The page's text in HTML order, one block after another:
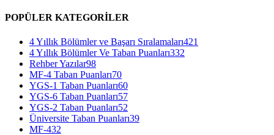
POPÜLER KATEGORİLER
4 Yıllık Bölümler ve Başarı Sıralamaları421
4 Yıllık Bölümler Ve Taban Puanları332
Rehber Yazılar98
MF-4 Taban Puanları70
YGS-1 Taban Puanları60
YGS-6 Taban Puanları57
YGS-2 Taban Puanları52
Üniversite Taban Puanları39
MF-432